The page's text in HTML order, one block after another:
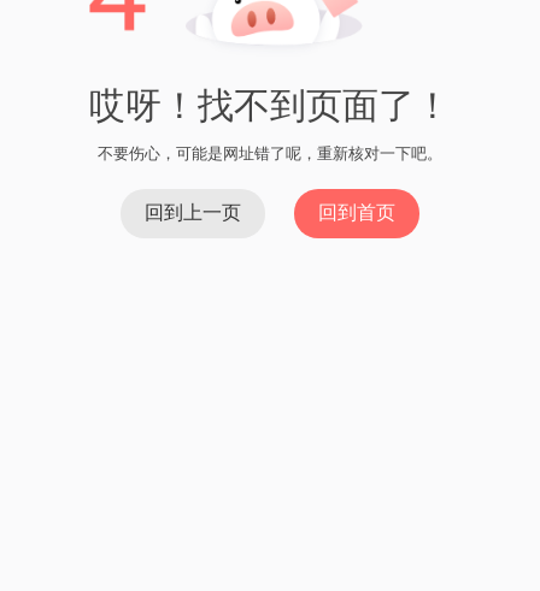
哎呀！找不到页面了！
不要伤心，可能是网址错了呢，重新核对一下吧。
回到上一页 回到首页